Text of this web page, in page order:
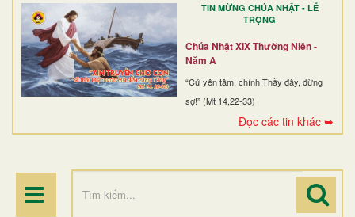
TIN MỪNG CHÚA NHẬT - LỄ
TRỌNG
Chúa Nhật XIX Thường Niên -
Năm A
“Cứ yên tâm, chính Thầy đây, đừng
sợ!” (Mt 14,22-33)
Đọc các tin khác ➥
DÒNG TU
BAN MỤC VỤ
ĐOÀN THỂ CG
ĐIỂM HÀNH HƯƠNG